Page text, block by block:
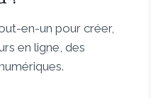
en-un pour créer,
en ligne, des